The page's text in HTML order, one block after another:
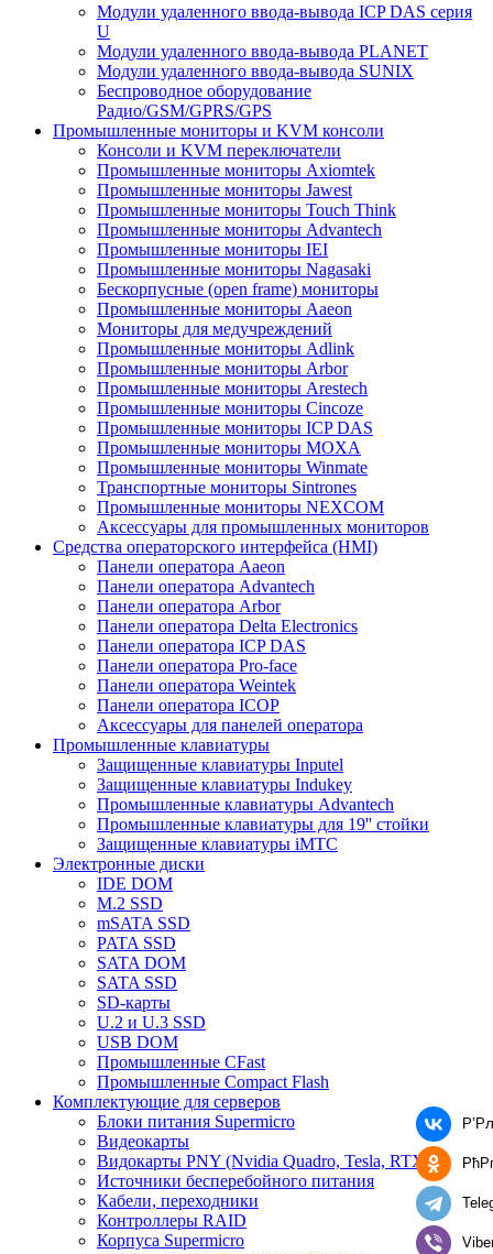
Модули удаленного ввода-вывода ICP DAS серия
U
Модули удаленного ввода-вывода PLANET
Модули удаленного ввода-вывода SUNIX
Беспроводное оборудование
Радио/GSM/GPRS/GPS
Промышленные мониторы и KVM консоли
Консоли и KVM переключатели
Промышленные мониторы Axiomtek
Промышленные мониторы Jawest
Промышленные мониторы Touch Think
Промышленные мониторы Advantech
Промышленные мониторы IEI
Промышленные мониторы Nagasaki
Бескорпусные (open frame) мониторы
Промышленные мониторы Aaeon
Мониторы для медучреждений
Промышленные мониторы Adlink
Промышленные мониторы Arbor
Промышленные мониторы Arestech
Промышленные мониторы Cincoze
Промышленные мониторы ICP DAS
Промышленные мониторы MOXA
Промышленные мониторы Winmate
Транспортные мониторы Sintrones
Промышленные мониторы NEXCOM
Аксессуары для промышленных мониторов
Средства операторского интерфейса (HMI)
Панели оператора Aaeon
Панели оператора Advantech
Панели оператора Arbor
Панели оператора Delta Electronics
Панели оператора ICP DAS
Панели оператора Pro-face
Панели оператора Weintek
Панели оператора ICOP
Аксессуары для панелей оператора
Промышленные клавиатуры
Защищенные клавиатуры Inputel
Защищенные клавиатуры Indukey
Промышленные клавиатуры Advantech
Промышленные клавиатуры для 19'' стойки
Защищенные клавиатуры iMTC
Электронные диски
IDE DOM
M.2 SSD
mSATA SSD
PATA SSD
SATA DOM
SATA SSD
SD-карты
U.2 и U.3 SSD
USB DOM
Промышленные CFast
Промышленные Compact Flash
Комплектующие для серверов
Блоки питания Supermicro
Видеокарты
Видокарты PNY (Nvidia Quadro, Tesla, RTX)
Источники бесперебойного питания
Кабели, переходники
Контроллеры RAID
Корпуса Supermicro